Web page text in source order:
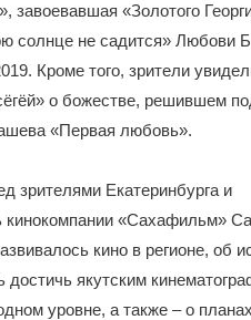
«Золотого
не садится» Любови
Кроме того, зрители
о божестве, решившем
«Первая любовь».
зрителями Екатеринбурга и
кинокомпании «Сахафильм»
кино в регионе, об
достичь якутским
уровне, а также – о